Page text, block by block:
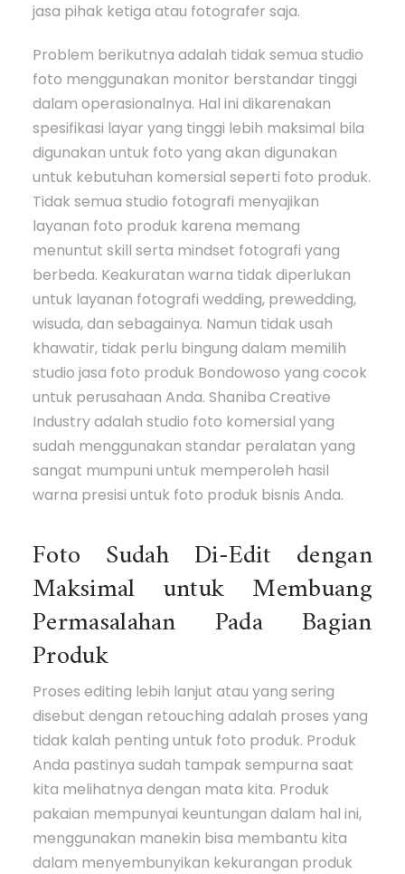
jasa pihak ketiga atau fotografer saja.
Problem berikutnya adalah tidak semua studio
foto menggunakan monitor berstandar tinggi
dalam operasionalnya. Hal ini dikarenakan
spesifikasi layar yang tinggi lebih maksimal bila
digunakan untuk foto yang akan digunakan
untuk kebutuhan komersial seperti foto produk.
Tidak semua studio fotografi menyajikan
layanan foto produk karena memang
menuntut skill serta mindset fotografi yang
berbeda. Keakuratan warna tidak diperlukan
untuk layanan fotografi wedding, prewedding,
wisuda, dan sebagainya. Namun tidak usah
khawatir, tidak perlu bingung dalam memilih
studio jasa foto produk Bondowoso yang cocok
untuk perusahaan Anda. Shaniba Creative
Industry adalah studio foto komersial yang
sudah menggunakan standar peralatan yang
sangat mumpuni untuk memperoleh hasil
warna presisi untuk foto produk bisnis Anda.
Foto Sudah Di-Edit dengan
Maksimal untuk Membuang
Permasalahan Pada Bagian
Produk
Proses editing lebih lanjut atau yang sering
disebut dengan retouching adalah proses yang
tidak kalah penting untuk foto produk. Produk
Anda pastinya sudah tampak sempurna saat
kita melihatnya dengan mata kita. Produk
pakaian mempunyai keuntungan dalam hal ini,
menggunakan manekin bisa membantu kita
dalam menyembunyikan kekurangan produk